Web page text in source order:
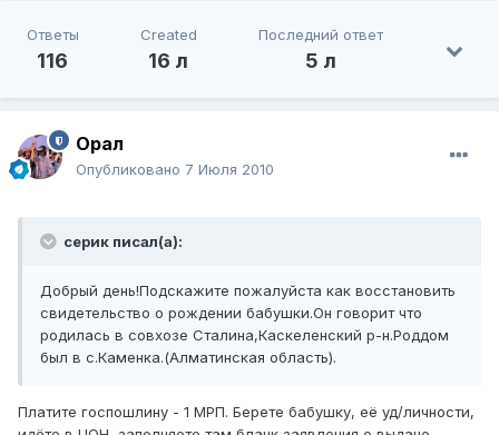
Ответы
116
Created
16 л
Последний ответ
5 л
Орал
Опубликовано 7 Июля 2010
серик писал(а):
Добрый день!Подскажите пожалуйста как восстановить
свидетельство о рождении бабушки.Он говорит что
родилась в совхозе Сталина,Каскеленский р-н.Роддом
был в с.Каменка.(Алматинская область).
Платите госпошлину - 1 МРП. Берете бабушку, её уд/личности,